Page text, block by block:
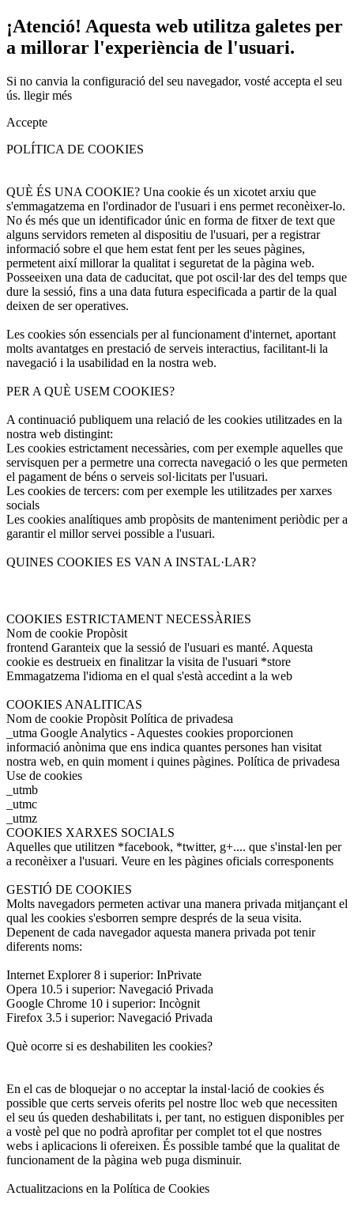
¡Atenció! Aquesta web utilitza galetes per
a millorar l'experiència de l'usuari.
Si no canvia la configuració del seu navegador, vosté accepta el seu
ús. llegir més
Accepte
POLÍTICA DE COOKIES
QUÈ ÉS UNA COOKIE? Una cookie és un xicotet arxiu que
s'emmagatzema en l'ordinador de l'usuari i ens permet reconèixer-lo.
No és més que un identificador únic en forma de fitxer de text que
alguns servidors remeten al dispositiu de l'usuari, per a registrar
informació sobre el que hem estat fent per les seues pàgines,
permetent així millorar la qualitat i seguretat de la pàgina web.
Posseeixen una data de caducitat, que pot oscil·lar des del temps que
dure la sessió, fins a una data futura especificada a partir de la qual
deixen de ser operatives.
Les cookies són essencials per al funcionament d'internet, aportant
molts avantatges en prestació de serveis interactius, facilitant-li la
navegació i la usabilidad en la nostra web.
PER A QUÈ USEM COOKIES?
A continuació publiquem una relació de les cookies utilitzades en la
nostra web distingint:
Les cookies estrictament necessàries, com per exemple aquelles que
servisquen per a permetre una correcta navegació o les que permeten
el pagament de béns o serveis sol·licitats per l'usuari.
Les cookies de tercers: com per exemple les utilitzades per xarxes
socials
Les cookies analítiques amb propòsits de manteniment periòdic per a
garantir el millor servei possible a l'usuari.
QUINES COOKIES ES VAN A INSTAL·LAR?
COOKIES ESTRICTAMENT NECESSÀRIES
Nom de cookie Propòsit
frontend Garanteix que la sessió de l'usuari es manté. Aquesta
cookie es destrueix en finalitzar la visita de l'usuari *store
Emmagatzema l'idioma en el qual s'està accedint a la web
COOKIES ANALITICAS
Nom de cookie Propòsit Política de privadesa
_utma Google Analytics - Aquestes cookies proporcionen
informació anònima que ens indica quantes persones han visitat
nostra web, en quin moment i quines pàgines. Política de privadesa
Use de cookies
_utmb
_utmc
_utmz
COOKIES XARXES SOCIALS
Aquelles que utilitzen *facebook, *twitter, g+.... que s'instal·len per
a reconèixer a l'usuari. Veure en les pàgines oficials corresponents
GESTIÓ DE COOKIES
Molts navegadors permeten activar una manera privada mitjançant el
qual les cookies s'esborren sempre després de la seua visita.
Depenent de cada navegador aquesta manera privada pot tenir
diferents noms:
Internet Explorer 8 i superior: InPrivate
Opera 10.5 i superior: Navegació Privada
Google Chrome 10 i superior: Incògnit
Firefox 3.5 i superior: Navegació Privada
Què ocorre si es deshabiliten les cookies?
En el cas de bloquejar o no acceptar la instal·lació de cookies és
possible que certs serveis oferits pel nostre lloc web que necessiten
el seu ús queden deshabilitats i, per tant, no estiguen disponibles per
a vostè pel que no podrà aprofitar per complet tot el que nostres
webs i aplicacions li ofereixen. És possible també que la qualitat de
funcionament de la pàgina web puga disminuir.
Actualitzacions en la Política de Cookies